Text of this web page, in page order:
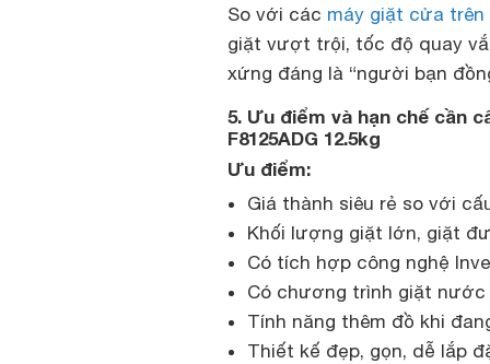
So với các máy giặt cửa trên
giặt vượt trội, tốc độ quay
xứng đáng là “người bạn
5. Ưu điểm và hạn chế cần
F8125ADG 12.5kg
Ưu điểm:
Giá thành siêu rẻ so với
Khối lượng giặt lớn, giặt
Có tích hợp công nghệ
Có chương trình giặt
Tính năng thêm đồ khi
Thiết kế đẹp, gọn, dễ lắp